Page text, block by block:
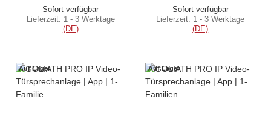
Sofort verfügbar
Lieferzeit: 1 - 3 Werktage
(DE)
Sofort verfügbar
Lieferzeit: 1 - 3 Werktage
(DE)
Auf Lager Auf Lager